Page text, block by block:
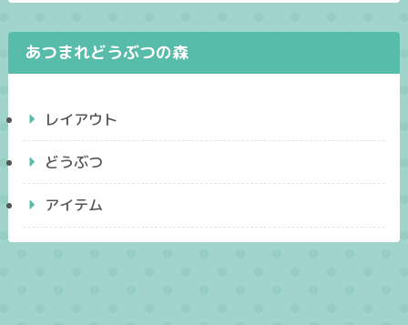
あつまれどうぶつの森
レイアウト
どうぶつ
アイテム